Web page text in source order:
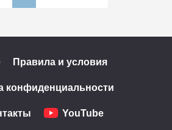
Правила и условия
конфиденциальности
YouTube